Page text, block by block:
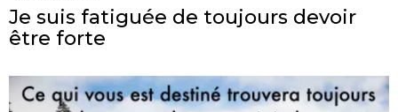
Je suis fatiguée de toujours devoir
être forte